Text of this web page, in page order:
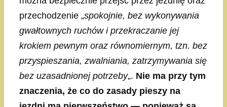
przechodzenie „spokojnie, bez wykonywania
gwałtownych ruchów i przekraczanie jej
krokiem pewnym oraz równomiernym, tzn. bez
przyspieszania, zwalniania, zatrzymywania się
bez uzasadnionej potrzeby„. Nie ma przy tym
znaczenia, że co do zasady pieszy na